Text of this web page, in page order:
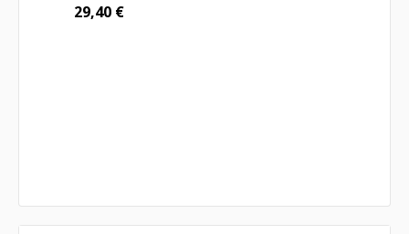
29,40 €